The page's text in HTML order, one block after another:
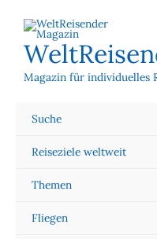
Inhalt
springen
Magazin für individuelles
Suche
Reiseziele weltweit
Themen
Fliegen